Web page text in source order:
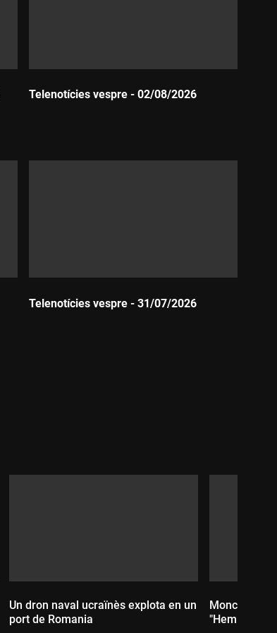
Telenotícies vespre - 02/08/2026
Telenotícies vespre - 31/07/2026
Un dron naval ucraïnès explota en un
port de Romania
Monchi i la
"Hem de ser